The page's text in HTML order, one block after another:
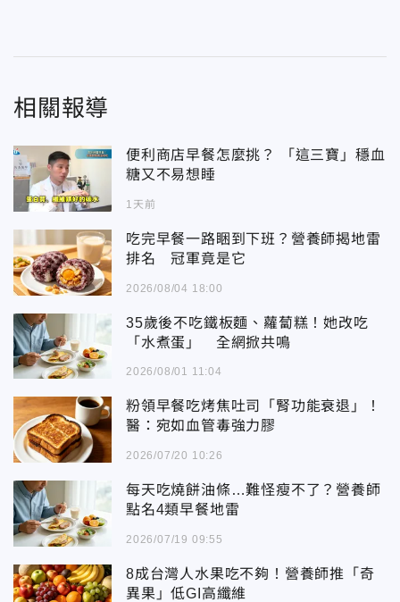
相關報導
便利商店早餐怎麼挑？ 「這三寶」穩血
糖又不易想睡
1天前
吃完早餐一路睏到下班？營養師揭地雷
排名 冠軍竟是它
2026/08/04 18:00
35歲後不吃鐵板麵、蘿蔔糕！她改吃
「水煮蛋」 全網掀共鳴
2026/08/01 11:04
粉領早餐吃烤焦吐司「腎功能衰退」！
醫：宛如血管毒強力膠
2026/07/20 10:26
每天吃燒餅油條…難怪瘦不了？營養師
點名4類早餐地雷
2026/07/19 09:55
8成台灣人水果吃不夠！營養師推「奇
異果」低GI高纖維